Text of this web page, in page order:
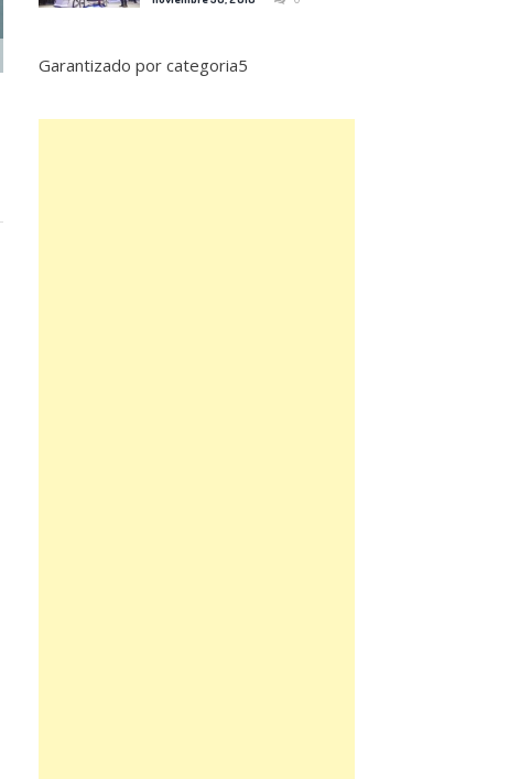
Garantizado por categoria5